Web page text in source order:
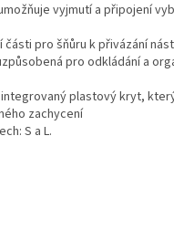
vyjmutí a připojení
části pro šňůru k přivázání
pro odkládání a
integrovaný plastový kryt,
zachycení
S a L.